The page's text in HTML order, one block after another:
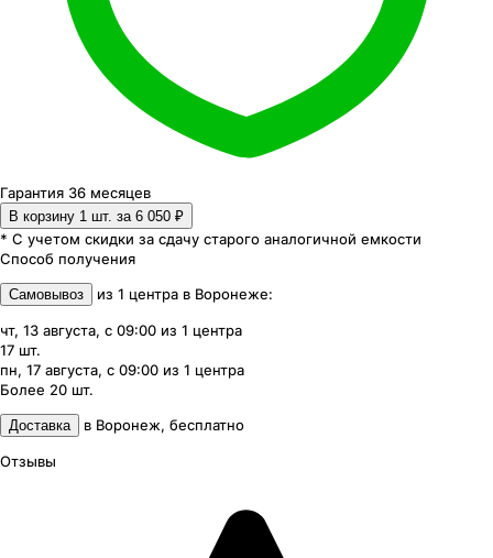
Гарантия 36 месяцев
В корзину 1 шт. за 6 050 ₽
* С учетом скидки за сдачу старого аналогичной емкости
Способ получения
Самовывоз из 1 центра в Воронеже:
чт, 13 августа, с 09:00 из 1 центра
17 шт.
пн, 17 августа, с 09:00 из 1 центра
Более 20 шт.
Доставка в Воронеж, бесплатно
Отзывы